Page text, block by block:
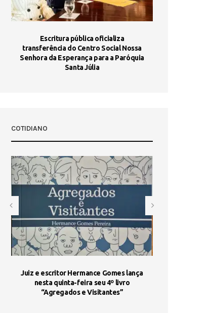
Escritura pública oficializa
transferência do Centro Social Nossa
Senhora da Esperança para a Paróquia
Santa Júlia
COTIDIANO
Juiz e escritor Hermance Gomes lança
nesta quinta-feira seu 4º livro
“Agregados e Visitantes”